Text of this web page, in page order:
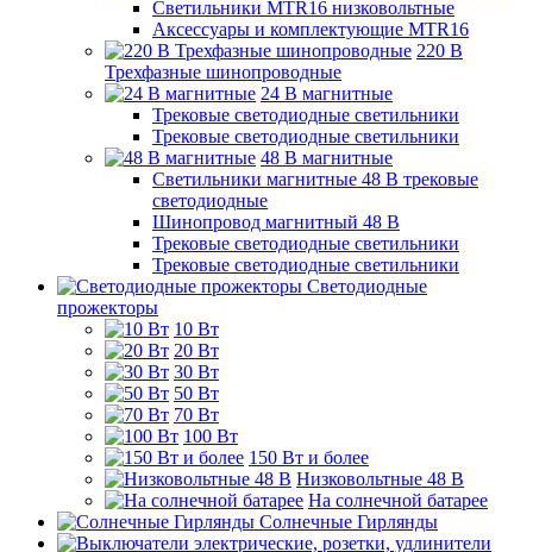
Светильники MTR16 низковольтные
Аксессуары и комплектующие MTR16
220 B
Трехфазные шинопроводные
24 B магнитные
Трековые светодиодные светильники
Трековые светодиодные светильники
48 B магнитные
Светильники магнитные 48 В трековые
светодиодные
Шинопровод магнитный 48 В
Трековые светодиодные светильники
Трековые светодиодные светильники
Светодиодные
прожекторы
10 Вт
20 Вт
30 Вт
50 Вт
70 Вт
100 Вт
150 Вт и более
Низковольтные 48 В
На солнечной батарее
Солнечные Гирлянды